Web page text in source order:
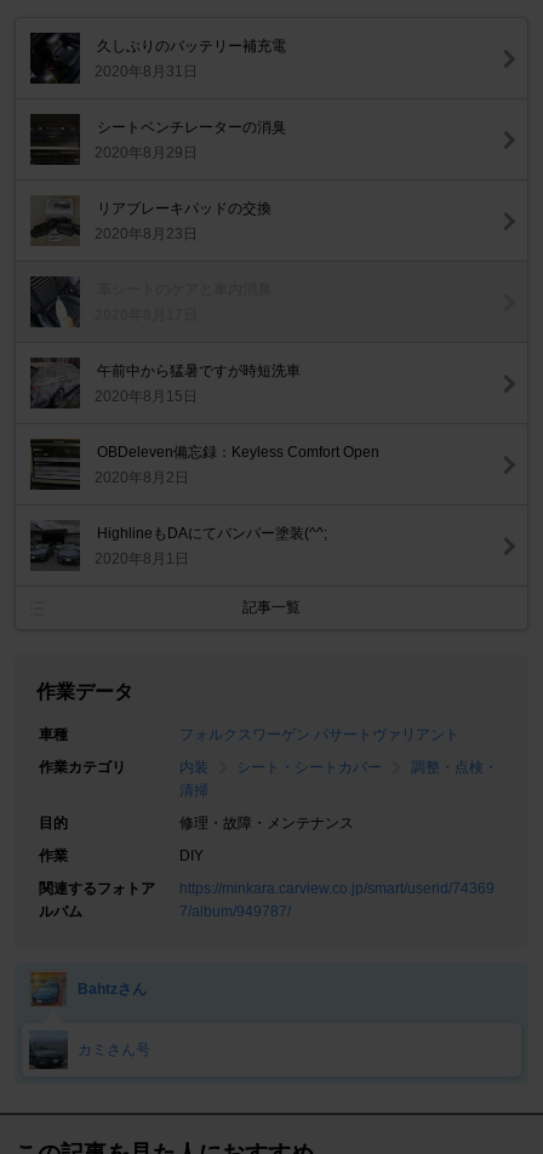
久しぶりのバッテリー補充電
2020年8月31日
シートベンチレーターの消臭
2020年8月29日
リアブレーキパッドの交換
2020年8月23日
午前中から猛暑ですが時短洗車
2020年8月15日
OBDeleven備忘録：Keyless Comfort Open
2020年8月2日
HighlineもDAにてバンパー塗装(^^;
2020年8月1日
記事一覧
作業データ
車種
フォルクスワーゲン パサートヴァリアント
作業カテゴリ
内装 シート・シートカバー
調整・点検・
清掃
目的
修理・故障・メンテナンス
作業
DIY
関連するフォトア
ルバム
https://minkara.carview.co.jp/smart/userid/74369
7/album/949787/
Bahtzさん
カミさん号